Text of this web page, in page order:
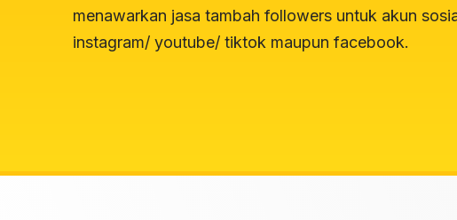
menawarkan jasa tambah followers untuk akun
instagram/ youtube/ tiktok maupun facebook.